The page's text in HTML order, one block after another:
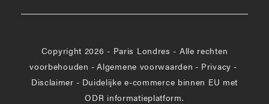
Copyright 2026 - Paris Londres - Alle rechten
voorbehouden - Algemene voorwaarden - Privacy -
Disclaimer - Duidelijke e-commerce binnen EU met
ODR informatieplatform.